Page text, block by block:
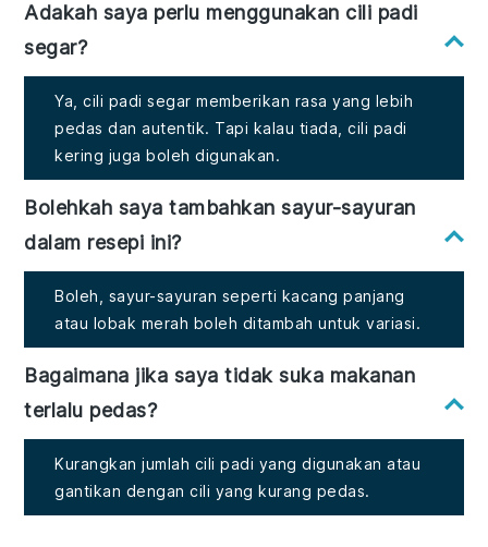
Adakah saya perlu menggunakan cili padi
segar?
Ya, cili padi segar memberikan rasa yang lebih
pedas dan autentik. Tapi kalau tiada, cili padi
kering juga boleh digunakan.
Bolehkah saya tambahkan sayur-sayuran
dalam resepi ini?
Boleh, sayur-sayuran seperti kacang panjang
atau lobak merah boleh ditambah untuk variasi.
Bagaimana jika saya tidak suka makanan
terlalu pedas?
Kurangkan jumlah cili padi yang digunakan atau
gantikan dengan cili yang kurang pedas.